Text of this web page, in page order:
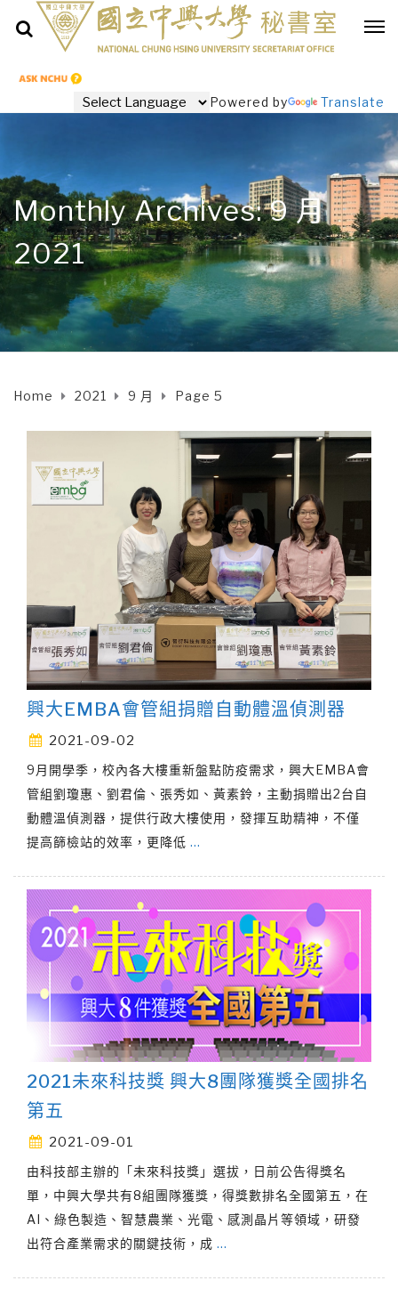
Powered by Translate
Monthly Archives: 9 月
2021
Home 2021 9 月 Page 5
興大EMBA會管組捐贈自動體溫偵測器
2021-09-02
9月開學季，校內各大樓重新盤點防疫需求，興大EMBA會
管組劉瓊惠、劉君倫、張秀如、黃素鈴，主動捐贈出2台自
動體溫偵測器，提供行政大樓使用，發揮互助精神，不僅
提高篩檢站的效率，更降低 …
2021未來科技獎 興大8團隊獲獎全國排名
第五
2021-09-01
由科技部主辦的「未來科技獎」選拔，日前公告得獎名
單，中興大學共有8組團隊獲獎，得獎數排名全國第五，在
AI、綠色製造、智慧農業、光電、感測晶片等領域，研發
出符合產業需求的關鍵技術，成 …